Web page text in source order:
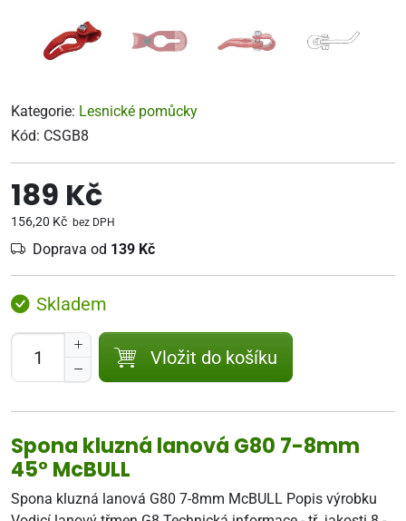
Kategorie: Lesnické pomůcky
Kód: CSGB8
189 Kč
156,20 Kč bez DPH
Doprava od 139 Kč
Skladem
Vložit do košíku
Spona kluzná lanová G80 7-8mm
45° McBULL
Spona kluzná lanová G80 7-8mm McBULL Popis výrobku